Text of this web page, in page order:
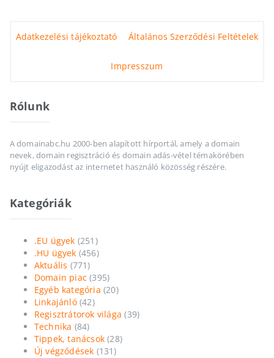
Adatkezelési tájékoztató Általános Szerződési Feltételek
Impresszum
Rólunk
A domainabc.hu 2000-ben alapított hírportál, amely a domain
nevek, domain regisztráció és domain adás-vétel témakörében
nyújt eligazodást az internetet használó közösség részére.
Kategóriák
.EU ügyek (251)
.HU ügyek (456)
Aktuális (771)
Domain piac (395)
Egyéb kategória (20)
Linkajánló(42)
Regisztrátorok világa (39)
Technika (84)
Tippek, tanácsok (28)
Új végződések (131)